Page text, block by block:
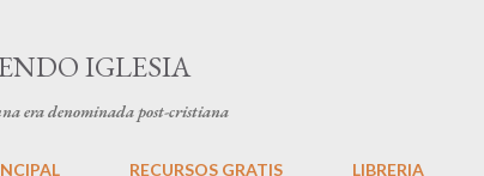
IGLESIA
era denominada post-cristiana
RECURSOS GRATIS LIBRERIA